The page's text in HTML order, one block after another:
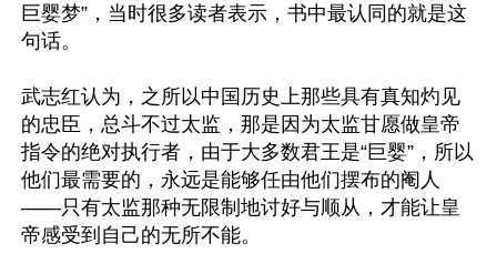
巨婴梦”，当时很多读者表示，书中最认同的就是这
句话。
武志红认为，之所以中国历史上那些具有真知灼见
的忠臣，总斗不过太监，那是因为太监甘愿做皇帝
指令的绝对执行者，由于大多数君王是“巨婴”，所以
他们最需要的，永远是能够任由他们摆布的阉人
——只有太监那种无限制地讨好与顺从，才能让皇
帝感受到自己的无所不能。